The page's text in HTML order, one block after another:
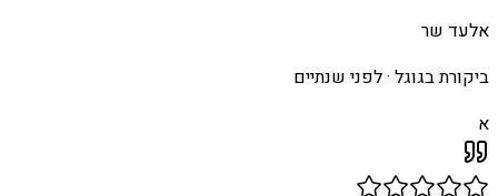
אלעד שר
ביקורת בגוגל ·לפני שנתיים
א